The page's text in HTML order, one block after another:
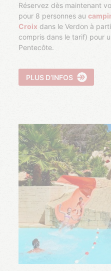
Réservez dès maintenant
pour 8 personnes au
Croix dans le Verdon à
compris dans le tarif) pour
Pentecôte.
PLUS D’INFOS